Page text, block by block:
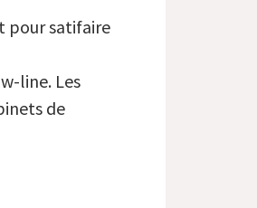
pour satifaire
line. Les
de